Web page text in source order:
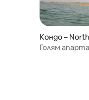
Кондо –
h
Голям